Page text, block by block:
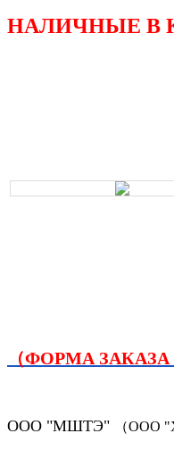
НАЛИЧНЫЕ В
（ФОРМА
ООО "МШТЭ" （ООО